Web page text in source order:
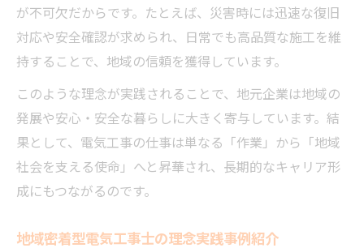
が不可欠だからです。たとえば、災害時には迅速な復旧
対応や安全確認が求められ、日常でも高品質な施工を維
持することで、地域の信頼を獲得しています。
このような理念が実践されることで、地元企業は地域の
発展や安心・安全な暮らしに大きく寄与しています。結
果として、電気工事の仕事は単なる「作業」から「地域
社会を支える使命」へと昇華され、長期的なキャリア形
成にもつながるのです。
地域密着型電気工事士の理念実践事例紹介